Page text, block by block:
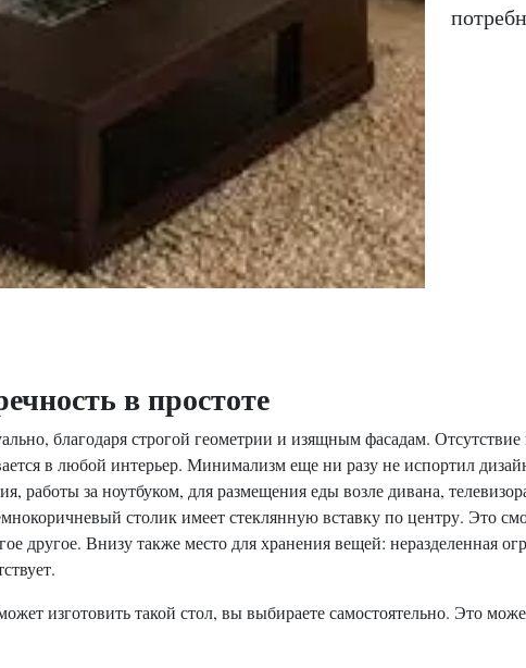
в простоте
благодаря строгой геометрии и изящным фасадам.
в любой интерьер. Минимализм еще ни разу не испортил
работы за ноутбуком, для размещения еды возле дивана,
столик имеет стеклянную вставку по центру. Это
Внизу также место для хранения вещей: неразделенная
изготовить такой стол, вы выбираете самостоятельно. Это